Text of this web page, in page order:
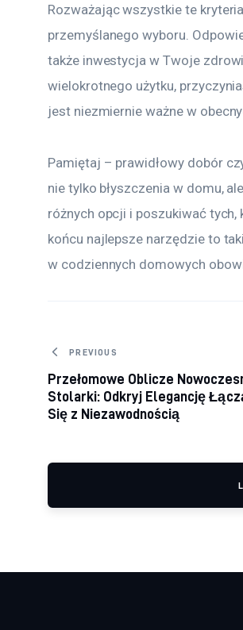
Rozważając wszystkie te
przemyślanego wyboru.
także inwestycja w Twoje
wielokrotnego użytku,
jest niezmiernie ważne w
Pamiętaj – prawidłowy dobór
nie tylko błyszczenia w domu,
różnych opcji i poszukiwać
końcu najlepsze narzędzie to
w codziennych domowych
Nawigacja wpisu
PREVIOUS
Przełomowe Oblicze
Stolarki: Odkryj Elegancję
Się z Niezawodnością